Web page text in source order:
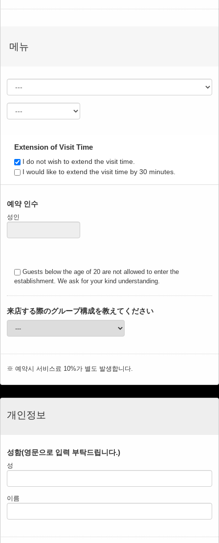
메뉴
Extension of Visit Time
I do not wish to extend the visit time.
I would like to extend the visit time by 30 minutes.
예약 인수
성인
Guests below the age of 20 are not allowed to enter the
establishment. We ask for your kind understanding.
来店する際のグループ構成を教えてください
※ 예약시 서비스료 10%가 별도 발생합니다.
개인정보
성함(영문으로 입력 부탁드립니다.)
성
이름